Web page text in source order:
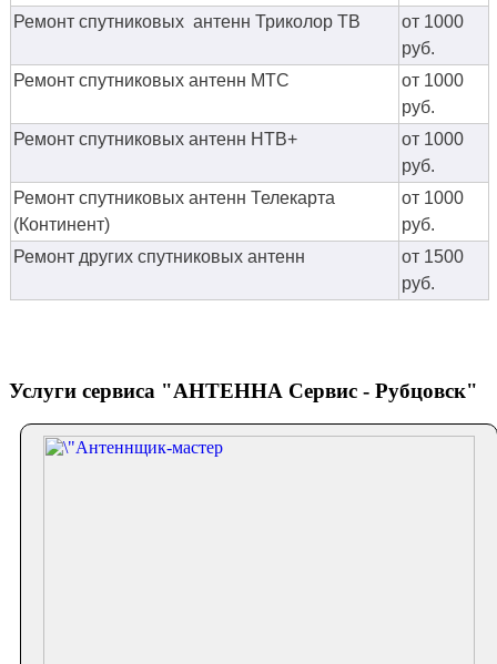
Ремонт спутниковых антенн Триколор ТВ
от 1000
руб.
Ремонт спутниковых антенн МТС
от 1000
руб.
Ремонт спутниковых антенн НТВ+
от 1000
руб.
Ремонт спутниковых антенн Телекарта
(Континент)
от 1000
руб.
Ремонт других спутниковых антенн
от 1500
руб.
Услуги сервиса "АНТЕННА Сервис - Рубцовск"